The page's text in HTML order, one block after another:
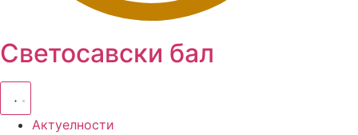
Светосавски бал
Aктуелности